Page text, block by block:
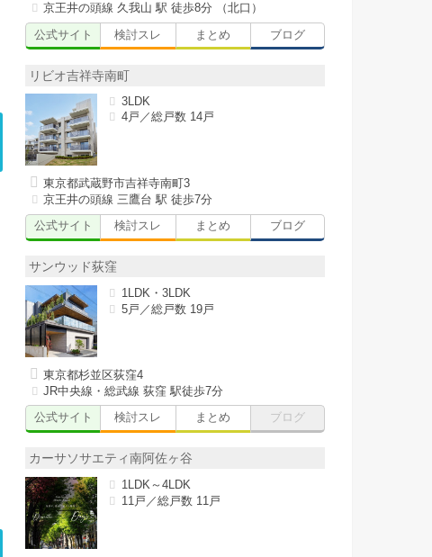
京王井の頭線 久我山 駅 徒歩8分 （北口）
公式サイト
検討スレ まとめ ブログ
リビオ吉祥寺南町
3LDK
4戸／総戸数 14戸
東京都武蔵野市吉祥寺南町3
京王井の頭線 三鷹台 駅 徒歩7分
公式サイト
検討スレ まとめ ブログ
サンウッド荻窪
1LDK・3LDK
5戸／総戸数 19戸
東京都杉並区荻窪4
JR中央線・総武線 荻窪 駅徒歩7分
公式サイト
検討スレ まとめ ブログ
カーサソサエティ南阿佐ヶ谷
1LDK～4LDK
11戸／総戸数 11戸